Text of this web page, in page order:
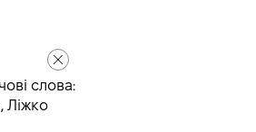
слова:
, Ліжко